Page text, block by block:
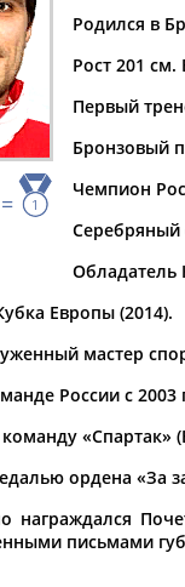
Н
П
Я
с
документов
= 1
Родился в
Рост 201 см.
Первый
Бронзовый
Чемпион
Серебряный
Обладатель
Европы (2014).
мастер
России с 2003
«Спартак»
ордена «За
награждался
письмами